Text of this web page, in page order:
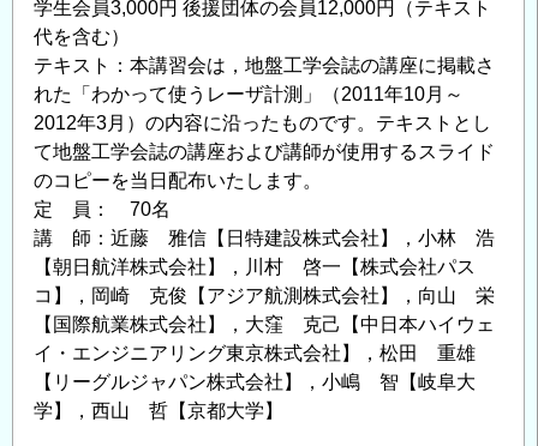
学生会員3,000円 後援団体の会員12,000円（テキスト
代を含む）
テキスト：本講習会は，地盤工学会誌の講座に掲載さ
れた「わかって使うレーザ計測」（2011年10月～
2012年3月）の内容に沿ったものです。テキストとし
て地盤工学会誌の講座および講師が使用するスライド
のコピーを当日配布いたします。
定 員： 70名
講 師：近藤 雅信【日特建設株式会社】，小林 浩
【朝日航洋株式会社】，川村 啓一【株式会社パス
コ】，岡崎 克俊【アジア航測株式会社】，向山 栄
【国際航業株式会社】，大窪 克己【中日本ハイウェ
イ・エンジニアリング東京株式会社】，松田 重雄
【リーグルジャパン株式会社】，小嶋 智【岐阜大
学】，西山 哲【京都大学】